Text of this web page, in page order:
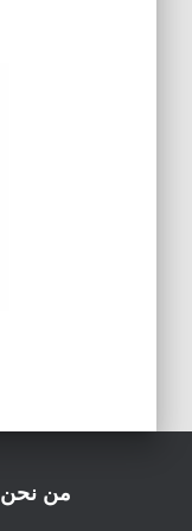
من نحن